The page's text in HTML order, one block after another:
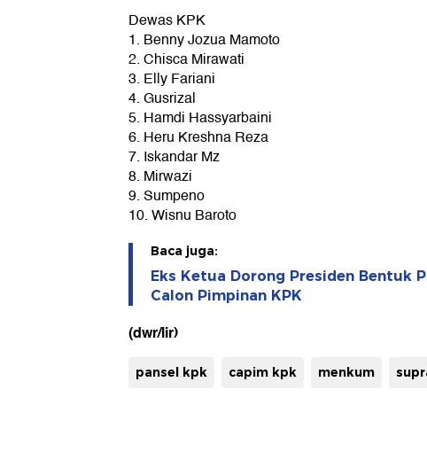
Dewas KPK
1. Benny Jozua Mamoto
2. Chisca Mirawati
3. Elly Fariani
4. Gusrizal
5. Hamdi Hassyarbaini
6. Heru Kreshna Reza
7. Iskandar Mz
8. Mirwazi
9. Sumpeno
10. Wisnu Baroto
Baca juga:
Eks Ketua Dorong Presiden Bentuk
Calon Pimpinan KPK
(dwr/lir)
pansel kpk capim kpk menkum